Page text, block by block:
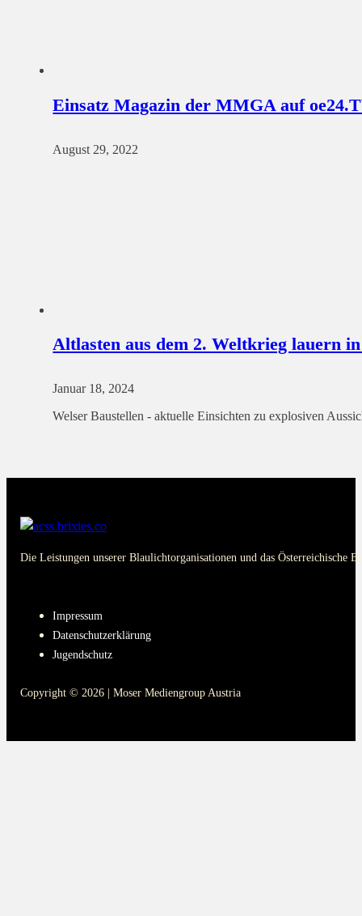
Einsatz Magazin der MMGA auf
August 29, 2022
Altlasten aus dem 2. Weltkrieg lauern
Januar 18, 2024
Welser Baustellen - aktuelle Einsichten zu explosiven
Die Leistungen unserer Blaulichtorganisationen und das Österreichische
Impressum
Datenschutzerklärung
Jugendschutz
Copyright © 2026 | Moser Mediengroup Austria